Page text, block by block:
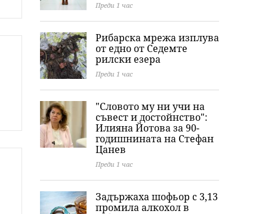
Преди 1 час
Рибарска мрежа изплува
от едно от Седемте
рилски езера
Преди 1 час
"Словото му ни учи на
съвест и достойнство":
Илияна Йотова за 90-
годишнината на Стефан
Цанев
Преди 1 час
Задържаха шофьор с 3,13
промила алкохол в